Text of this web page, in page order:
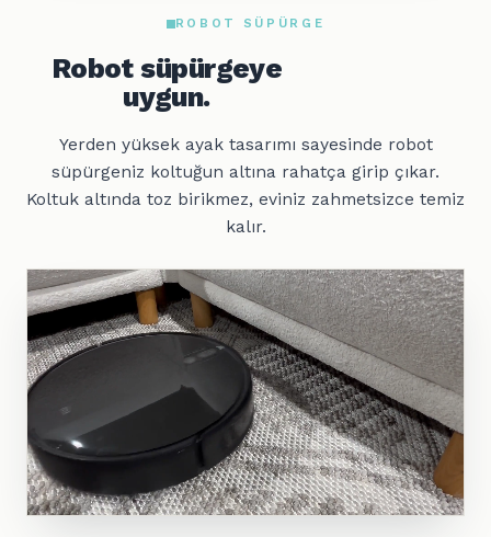
ROBOT SÜPÜRGE
Robot süpürgeye
uygun.
Yerden yüksek ayak tasarımı sayesinde robot
süpürgeniz koltuğun altına rahatça girip çıkar.
Koltuk altında toz birikmez, eviniz zahmetsizce temiz
kalır.